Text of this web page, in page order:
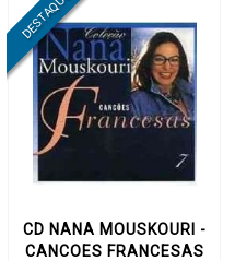
CD NANA MOUSKOURI -
CANCOES FRANCESAS